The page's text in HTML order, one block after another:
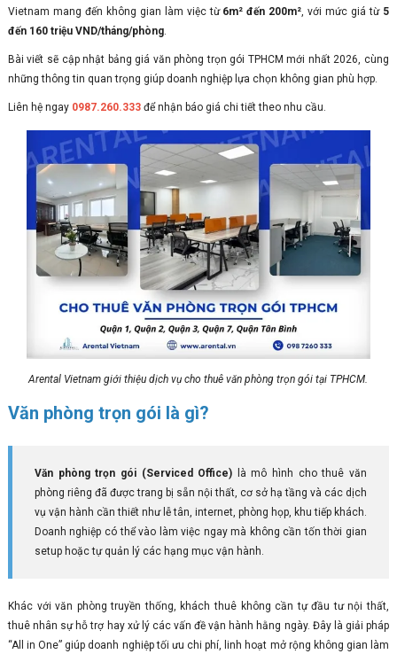
Vietnam mang đến không gian làm việc từ 6m² đến 200m², với mức giá từ 5
đến 160 triệu VND/tháng/phòng.
Bài viết sẽ cập nhật bảng giá văn phòng trọn gói TPHCM mới nhất 2026, cùng
những thông tin quan trọng giúp doanh nghiệp lựa chọn không gian phù hợp.
Liên hệ ngay 0987.260.333để nhận báo giá chi tiết theo nhu cầu.
Arental Vietnam giới thiệu dịch vụ cho thuê văn phòng trọn gói tại TPHCM.
Văn phòng trọn gói là gì?
Văn phòng trọn gói (Serviced Office) là mô hình cho thuê văn
phòng riêng đã được trang bị sẵn nội thất, cơ sở hạ tầng và các dịch
vụ vận hành cần thiết như lễ tân, internet, phòng họp, khu tiếp khách.
Doanh nghiệp có thể vào làm việc ngay mà không cần tốn thời gian
setup hoặc tự quản lý các hạng mục vận hành.
Khác với văn phòng truyền thống, khách thuê không cần tự đầu tư nội thất,
thuê nhân sự hỗ trợ hay xử lý các vấn đề vận hành hằng ngày. Đây là giải pháp
“All in One” giúp doanh nghiệp tối ưu chi phí, linh hoạt mở rộng không gian làm